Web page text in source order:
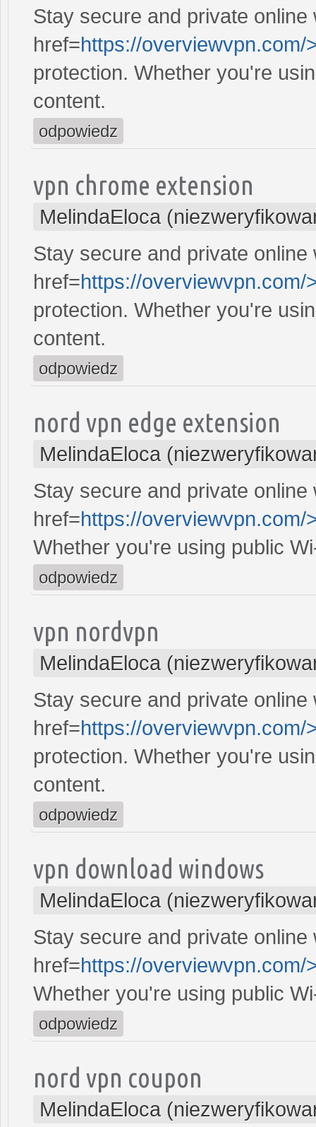
Stay secure and private online
href=https://overviewvpn.com/
protection. Whether you're
content.
odpowiedz
vpn chrome extension
MelindaEloca
Stay secure and private online
href=https://overviewvpn.com/
protection. Whether you're
content.
odpowiedz
nord vpn edge extension
MelindaEloca
Stay secure and private online
href=https://overviewvpn.com/
Whether you're using public
odpowiedz
vpn nordvpn
MelindaEloca
Stay secure and private online
href=https://overviewvpn.com/
protection. Whether you're
content.
odpowiedz
vpn download windows
MelindaEloca
Stay secure and private online
href=https://overviewvpn.com/
Whether you're using public
odpowiedz
nord vpn coupon
MelindaEloca